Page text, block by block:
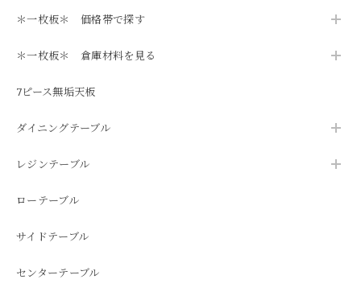
＊一枚板＊ 価格帯で探す
＊一枚板＊ 倉庫材料を見る
7ピース無垢天板
ダイニングテーブル
レジンテーブル
ローテーブル
サイドテーブル
センターテーブル